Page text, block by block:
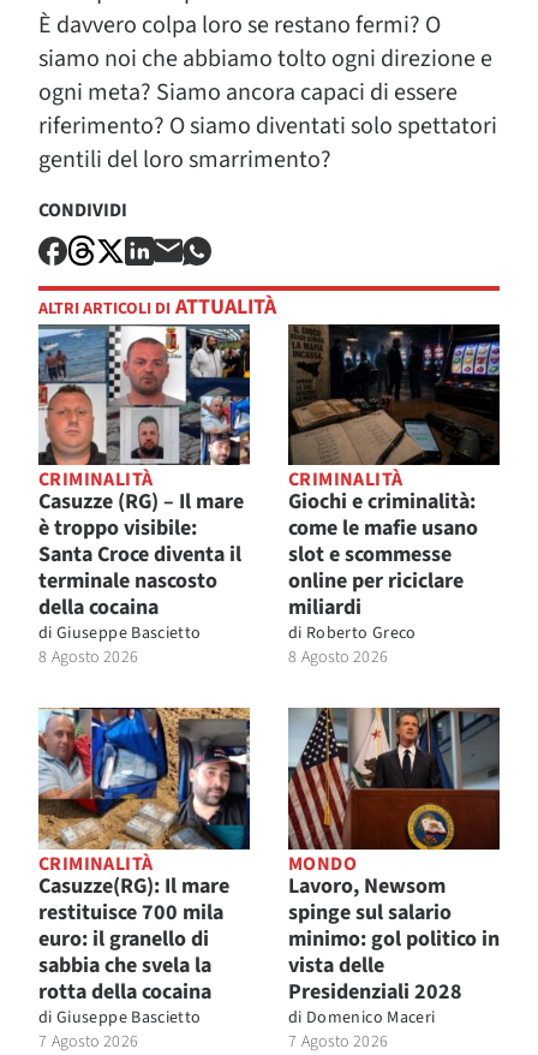
È davvero colpa loro se restano fermi? O
siamo noi che abbiamo tolto ogni direzione e
ogni meta? Siamo ancora capaci di essere
riferimento? O siamo diventati solo spettatori
gentili del loro smarrimento?
CONDIVIDI
ALTRI ARTICOLI DI ATTUALITÀ
CRIMINALITÀ
Casuzze (RG) – Il mare
è troppo visibile:
Santa Croce diventa il
terminale nascosto
della cocaina
di Giuseppe Bascietto
8 Agosto 2026
CRIMINALITÀ
Giochi e criminalità:
come le mafie usano
slot e scommesse
online per riciclare
miliardi
di Roberto Greco
8 Agosto 2026
CRIMINALITÀ
Casuzze(RG): Il mare
restituisce 700 mila
euro: il granello di
sabbia che svela la
rotta della cocaina
di Giuseppe Bascietto
7 Agosto 2026
MONDO
Lavoro, Newsom
spinge sul salario
minimo: gol politico in
vista delle
Presidenziali 2028
di Domenico Maceri
7 Agosto 2026